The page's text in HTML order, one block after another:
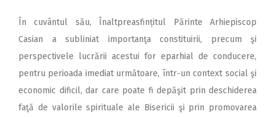
În cuvântul său, Înaltpreasfințitul Părinte Arhiepiscop
Casian a subliniat importanţa constituirii, precum şi
perspectivele lucrării acestui for eparhial de conducere,
pentru perioada imediat următoare, într-un context social şi
economic dificil, dar care poate fi depăşit prin deschiderea
faţă de valorile spirituale ale Bisericii şi prin promovarea